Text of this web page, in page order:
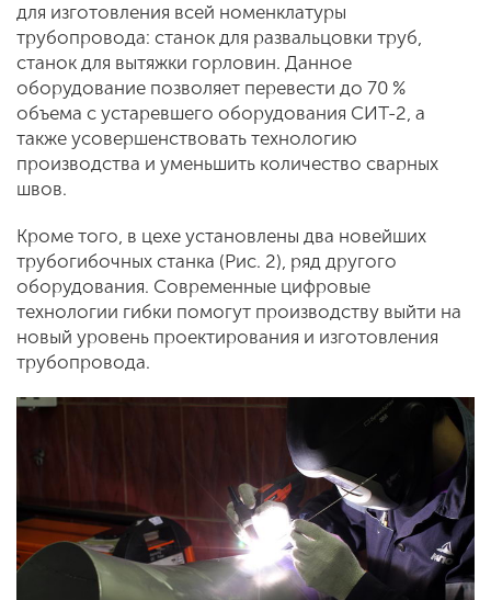
для изготовления всей номенклатуры
трубопровода: станок для развальцовки труб,
станок для вытяжки горловин. Данное
оборудование позволяет перевести до 70 %
объема с устаревшего оборудования СИТ-2, а
также усовершенствовать технологию
производства и уменьшить количество сварных
швов.
Кроме того, в цехе установлены два новейших
трубогибочных станка (Рис. 2), ряд другого
оборудования. Современные цифровые
технологии гибки помогут производству выйти на
новый уровень проектирования и изготовления
трубопровода.